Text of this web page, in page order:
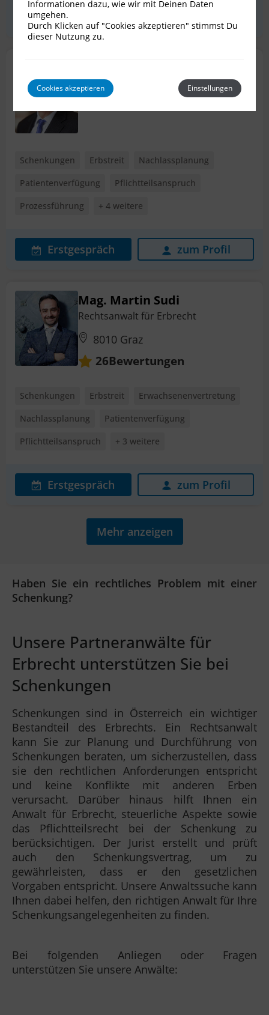
Erstgespräch
Rechtsanwalt für Erbrecht
Schenkungen Erbstreit
Nachlassplanung
Patientenverfügung
Pflichtteilsanspruch
Prozessführung
+ 4 weitere
Erstgespräch zum Profil
Mag. Martin Sudi
Rechtsanwalt für Erbrecht
8010 Graz
26Bewertungen
Schenkungen Erbstreit
Erwachsenenvertretung
Nachlassplanung
Patientenverfügung
Pflichtteilsanspruch
+ 3 weitere
Erstgespräch zum Profil
Mehr anzeigen
Haben Sie ein rechtliches Problem mit einer
Schenkung?
Unsere Partneranwälte für
Erbrecht unterstützen Sie bei
Schenkungen
Schenkungen sind in Österreich ein wichtiger
Bestandteil des Erbrechts. Ein Rechtsanwalt
kann Sie zur Planung und Durchführung von
Schenkungen beraten, um sicherzustellen, dass
sie den rechtlichen Anforderungen entspricht
und keine Konflikte mit anderen Erben
verursacht. Darüber hinaus hilft Ihnen ein
Anwalt für Erbrecht, steuerliche Aspekte sowie
das Pflichtteilsrecht bei der Schenkung zu
berücksichtigen. Der Jurist erstellt und prüft
auch den Schenkungsvertrag, um zu
gewährleisten, dass er den gesetzlichen
Vorgaben entspricht. Unsere Anwaltssuche kann
Ihnen dabei helfen, den richtigen Anwalt für Ihre
Schenkungsangelegenheiten zu finden.
Bei folgenden Anliegen oder Fragen
unterstützen Sie unsere Anwälte:
Informationen dazu, wie wir mit Deinen Daten
umgehen.
Durch Klicken auf "Cookies akzeptieren" stimmst Du
dieser Nutzung zu.
Cookies akzeptieren Einstellungen